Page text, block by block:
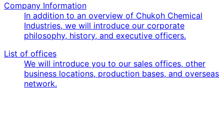
Company Information
In addition to an overview of Chukoh Chemical
Industries, we will introduce our corporate
philosophy, history, and executive officers.
List of offices
We will introduce you to our sales offices, other
business locations, production bases, and overseas
network.